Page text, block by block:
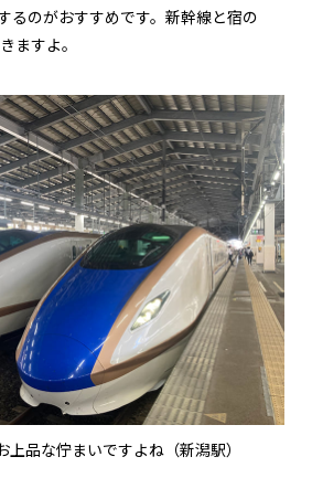
るのがおすすめです。新幹線と宿の
ますよ。
上品な佇まいですよね（新潟駅）